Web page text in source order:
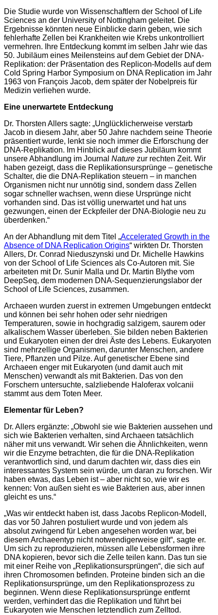
Die Studie wurde von Wissenschaftlern der School of Life
Sciences an der University of Nottingham geleitet. Die
Ergebnisse könnten neue Einblicke darin geben, wie sich
fehlerhafte Zellen bei Krankheiten wie Krebs unkontrolliert
vermehren. Ihre Entdeckung kommt im selben Jahr wie das
50. Jubiläum eines Meilensteins auf dem Gebiet der DNA-
Replikation: der Präsentation des Replicon-Modells auf dem
Cold Spring Harbor Symposium on DNA Replication im Jahr
1963 von François Jacob, dem später der Nobelpreis für
Medizin verliehen wurde.
Eine unerwartete Entdeckung
Dr. Thorsten Allers sagte: „Unglücklicherweise verstarb
Jacob in diesem Jahr, aber 50 Jahre nachdem seine Theorie
präsentiert wurde, lenkt sie noch immer die Erforschung der
DNA-Replikation. Im Hinblick auf dieses Jubiläum kommt
unsere Abhandlung im Journal Nature zur rechten Zeit. Wir
haben gezeigt, dass die Replikationsursprünge – genetische
Schalter, die die DNA-Replikation steuern – in manchen
Organismen nicht nur unnötig sind, sondern dass Zellen
sogar schneller wachsen, wenn diese Ursprünge nicht
vorhanden sind. Das ist völlig unerwartet und hat uns
gezwungen, einen der Eckpfeiler der DNA-Biologie neu zu
überdenken.“
An der Abhandlung mit dem Titel „Accelerated Growth in the
Absence of DNA Replication Origins“ wirkten Dr. Thorsten
Allers, Dr. Conrad Nieduszynski und Dr. Michelle Hawkins
von der School of Life Sciences als Co-Autoren mit. Sie
arbeiteten mit Dr. Sunir Malla und Dr. Martin Blythe vom
DeepSeq, dem modernen DNA-Sequenzierungslabor der
School of Life Sciences, zusammen.
Archaeen wurden zuerst in extremen Umgebungen entdeckt
und können bei sehr hohen oder sehr niedrigen
Temperaturen, sowie in hochgradig salzigem, saurem oder
alkalischem Wasser überleben. Sie bilden neben Bakterien
und Eukaryoten einen der drei Äste des Lebens. Eukaryoten
sind mehrzellige Organismen, darunter Menschen, andere
Tiere, Pflanzen und Pilze. Auf genetischer Ebene sind
Archaeen enger mit Eukaryoten (und damit auch mit
Menschen) verwandt als mit Bakterien. Das von den
Forschern untersuchte, salzliebende Haloferax volcanii
stammt aus dem Toten Meer.
Elementar für Leben?
Dr. Allers ergänzte: „Obwohl sie wie Bakterien aussehen und
sich wie Bakterien verhalten, sind Archaeen tatsächlich
näher mit uns verwandt. Wir sehen die Ähnlichkeiten, wenn
wir die Enzyme betrachten, die für die DNA-Replikation
verantwortlich sind, und darum dachten wir, dass dies ein
interessantes System sein würde, um daran zu forschen. Wir
haben etwas, das Leben ist – aber nicht so, wie wir es
kennen: Von außen sieht es wie Bakterien aus, aber innen
gleicht es uns.“
„Was wir entdeckt haben ist, dass Jacobs Replicon-Modell,
das vor 50 Jahren postuliert wurde und von jedem als
absolut zwingend für Leben angesehen worden war, bei
diesem Archaeentyp nicht notwendigerweise gilt“, sagte er.
Um sich zu reproduzieren, müssen alle Lebensformen ihre
DNA kopieren, bevor sich die Zelle teilen kann. Das tun sie
mit einer Reihe von „Replikationsursprüngen“, die sich auf
ihren Chromosomen befinden. Proteine binden sich an die
Replikationsursprünge, um den Replikationsprozess zu
beginnen. Wenn diese Replikationsursprünge entfernt
werden, verhindert das die Replikation und führt bei
Eukaryoten wie Menschen letztendlich zum Zelltod.